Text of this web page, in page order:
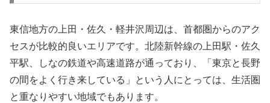
東信地方の上田・佐久・軽井沢周辺は、首都圏からのアク
セスが比較的良いエリアです。北陸新幹線の上田駅・佐久
平駅、しなの鉄道や高速道路が通っており、「東京と長野
の間をよく行き来している」という人にとっては、生活圏
と重なりやすい地域でもあります。